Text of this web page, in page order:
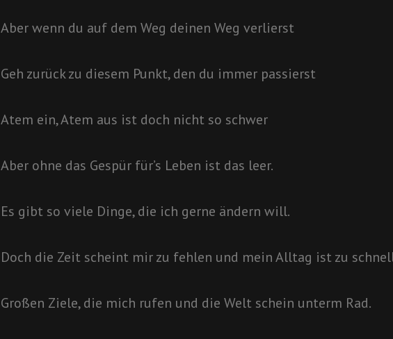
Aber wenn du auf dem Weg deinen Weg verlierst
Geh zurück zu diesem Punkt, den du immer passierst
Atem ein, Atem aus ist doch nicht so schwer
Aber ohne das Gespür für’s Leben ist das leer.
Es gibt so viele Dinge, die ich gerne ändern will.
Doch die Zeit scheint mir zu fehlen und mein Alltag ist zu
Großen Ziele, die mich rufen und die Welt schein unterm Rad.